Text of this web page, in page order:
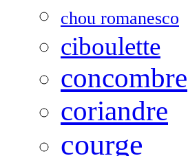
chou romanesco
ciboulette
concombre
coriandre
courge